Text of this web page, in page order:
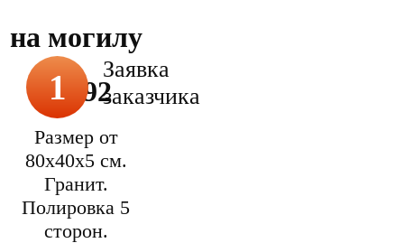
на могилу
10292
Размер от
80х40х5 см.
Гранит.
Полировка 5
сторон.
1
Заявка
заказчика